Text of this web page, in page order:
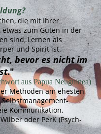
die mit Ihrer
zum Guten in der
sind, Lernen als
und Spirit ist.
bevor es nicht im
."
aus Papua Neuguinea)
Methoden am ehesten
Kommunikation,
oder PerK (Psych-